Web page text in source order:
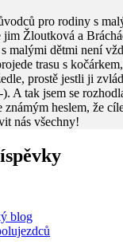
pro rodiny s
Žloutková a
malými dětmi není
trasu s
prostě jestli ji
A tak jsem se
známým heslem, že
nás všechny!
blog